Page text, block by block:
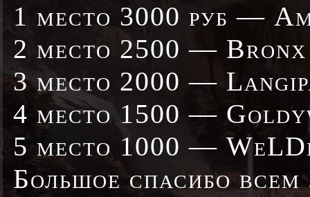
1 место 3000 руб —
2 место 2500 — Bronx
3 место 2000 —
4 место 1500 —
5 место 1000 —
Большое спасибо всем